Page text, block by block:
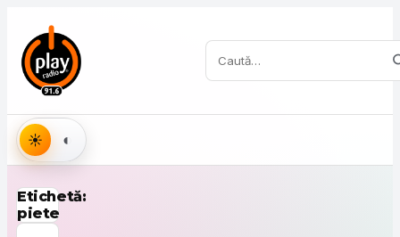
Caută:
Aspect
Etichetă:
piete